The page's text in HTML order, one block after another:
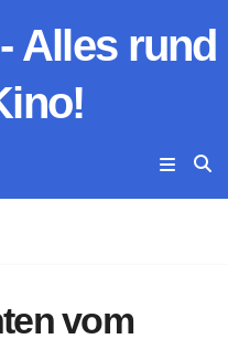
Alles rund
vom